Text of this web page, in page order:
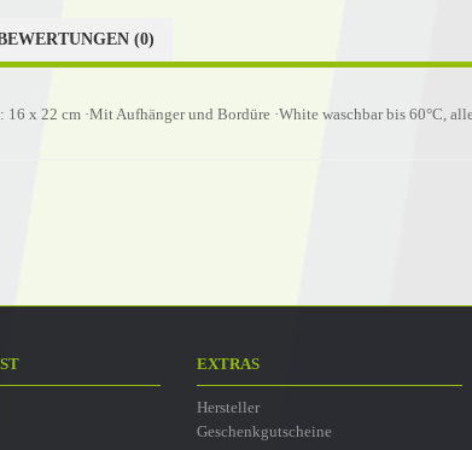
(0)
16 x 22 cm ·Mit Aufhänger und Bordüre ·White waschbar bis 60°C,
EXTRAS
Hersteller
Geschenkgutscheine